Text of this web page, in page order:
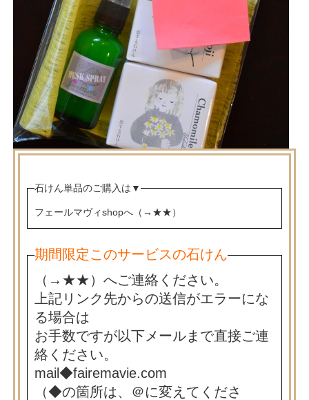
石けん単品のご購入は ▼
フェールマヴィshopへ（→ ★★）
期間限定このサービスの石けん
（→ ★★）へご連絡ください。
上記リンク先からの送信がエラーにな
る場合は
お手数ですが以下メールまで直接ご連
絡ください。
mail◆fairemavie.com
（◆の箇所は、＠に変えてくださ